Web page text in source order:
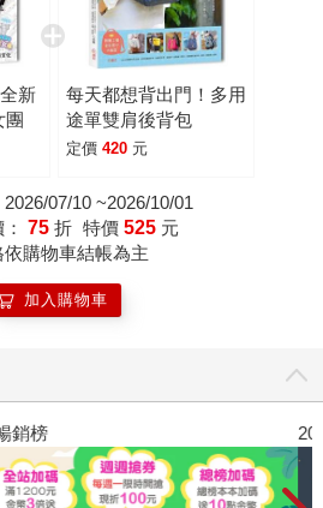
新
團
每天都想背出門！多用
途單雙肩後背包
定價 420 元
07/10 ~2026/10/01
75 折 特價 525 元
購物車結帳為主
加入購物車
銷榜